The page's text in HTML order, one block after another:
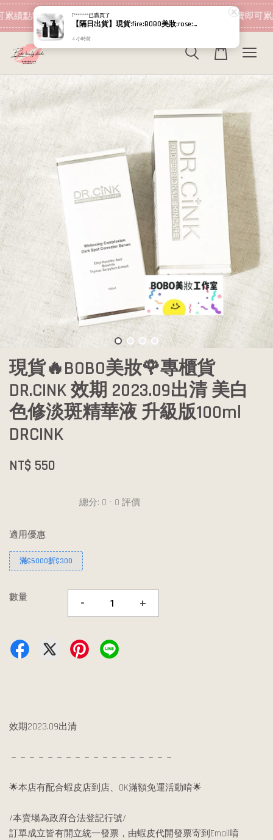
績點數 下筆消費即可折抵 加入會員 消費即可累
現貨🔥BOBO美妝🌹專櫃貨
DR.CINK 效期 2023.09出清 美白
色修淡斑精華液 升級版100ml
DRCINK
NT$ 550
總分: 0 - 0 評價
適用優惠
滿$5000折$300
數量 - +
效期2023.09出清
－－－－－－－－－－－－－－－－－－
🌟本店有配合蝦皮店到店、OK滿額免運活動唷🌟
/本賣場為政府合法登記行號/
訂單成立皆有開立統一發票，由蝦皮代開發票寄到Email唷
T********已購買了
【隔日出貨】現貨:fire:BOBO美妝:rose:專櫃貨 RELOVE 黑泌肽豐盈洗髮精450ml 黑泌肽養髮液 100ml 12%
4 小時前